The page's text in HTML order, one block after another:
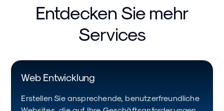
Entdecken Sie mehr
Services
Web Entwicklung
Erstellen Sie ansprechende, benutzerfreundliche